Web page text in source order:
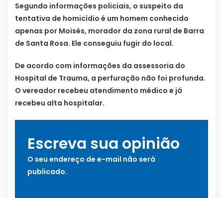
Segundo informações policiais, o suspeito da
tentativa de homicídio é um homem conhecido
apenas por Moisés, morador da zona rural de Barra
de Santa Rosa. Ele conseguiu fugir do local.
De acordo com informações da assessoria do
Hospital de Trauma, a perfuração não foi profunda.
O vereador recebeu atendimento médico e já
recebeu alta hospitalar.
Escreva sua opinião
O seu endereço de e-mail não será
publicado.